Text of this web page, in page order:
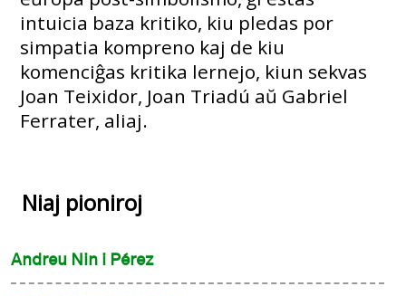
intuicia baza kritiko, kiu pledas por
simpatia kompreno kaj de kiu
komenciĝas kritika lernejo, kiun sekvas
Joan Teixidor, Joan Triadú aŭ Gabriel
Ferrater, aliaj.
Niaj pioniroj
Andreu Nin i Pérez